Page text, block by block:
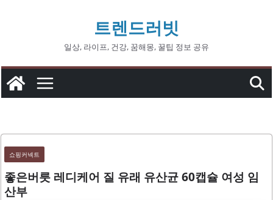
트렌드러빗
일상, 라이프, 건강, 꿈해몽, 꿀팁 정보 공유
쇼핑커넥트
좋은버릇 레디케어 질 유래 유산균 60캡슐 여성 임
산부